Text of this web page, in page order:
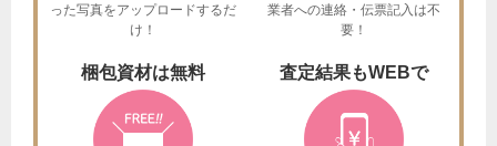
った写真をアップロードするだ
け！
業者への連絡・伝票記入は不
要！
梱包資材は無料 査定結果もWEBで